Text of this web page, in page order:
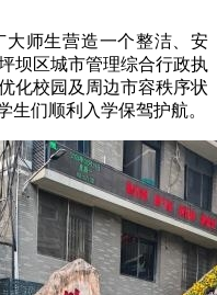
师生营造一个整洁、安
坝区城市管理综合行政执
化校园及周边市容秩序状
生们顺利入学保驾护航。